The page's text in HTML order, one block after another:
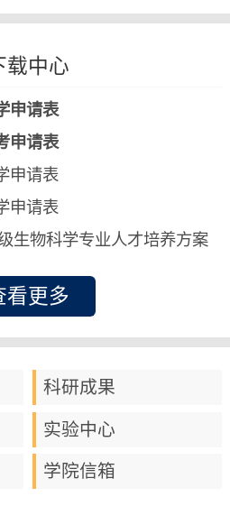
载中心
申请表
申请表
申请表
申请表
生物科学专业人才培养方案
看更多
科研成果
实验中心
学院信箱